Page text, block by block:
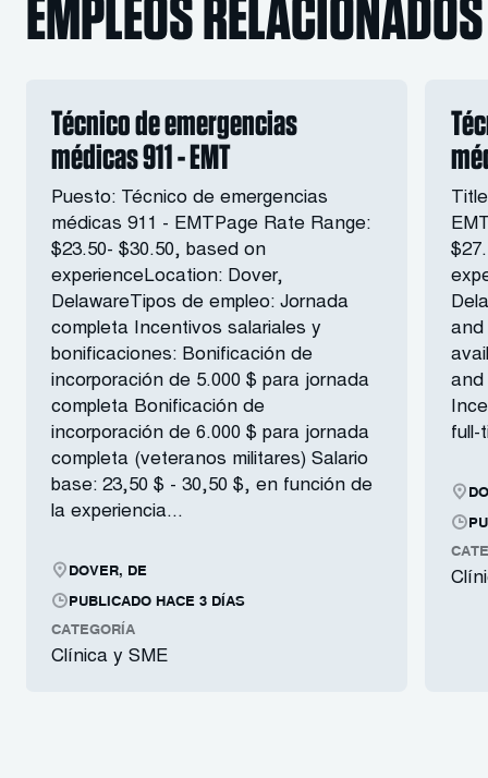
Técnico de emergencias
médicas 911 - EMT
Puesto: Técnico de emergencias
médicas 911 - EMTPage Rate Range:
$23.50- $30.50, based on
experienceLocation: Dover,
DelawareTipos de empleo: Jornada
completa Incentivos salariales y
bonificaciones: Bonificación de
incorporación de 5.000 $ para jornada
completa Bonificación de
incorporación de 6.000 $ para jornada
completa (veteranos militares) Salario
base: 23,50 $ - 30,50 $, en función de
la experiencia...
DOVER, DE
PUBLICADO HACE 3 DÍAS
CATEGORÍA
Clínica y SME
and
and
full-